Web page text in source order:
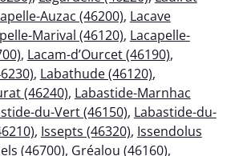
Auzac (46200), Lacave
Marival (46120), Lacapelle-
, Lacam-d’Ourcet (46190),
, Labathude (46120),
(46240), Labastide-Marnhac
du-Vert (46150), Labastide-du-
, Issepts (46320), Issendolus
(46700), Gréalou (46160),